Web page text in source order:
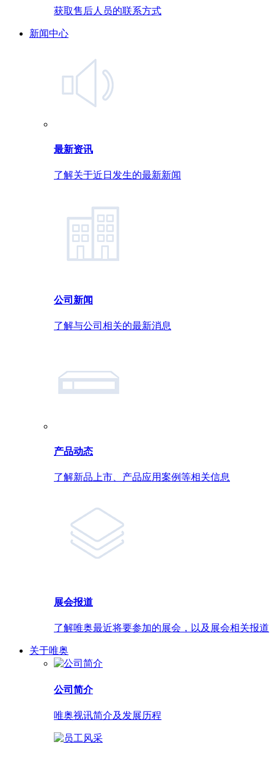
获取售后人员的联系方式
新闻中心
最新资讯
了解关于近日发生的最新新闻
公司新闻
了解与公司相关的最新消息
产品动态
了解新品上市、产品应用案例等相关信息
展会报道
了解唯奥最近将要参加的展会，以及展会相关报道
关于唯奥
公司简介
唯奥视讯简介及发展历程